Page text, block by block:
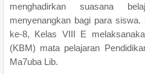
menghadirkan suasana
menyenangkan bagi para
ke-8, Kelas VIII E
(KBM) mata pelajaran
Ma7uba Lib.